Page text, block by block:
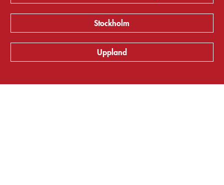
Stockholm
Uppland